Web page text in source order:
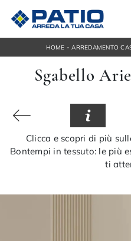
HOME -ARREDAMENTO
Sgabello
Clicca e scopri di più
Bontempi in tessuto: le più
ti